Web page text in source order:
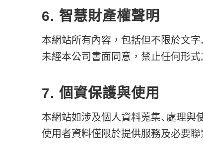
6. 智慧財產權聲明
本網站所有內容，包括但不限於文字
未經本公司書面同意，禁止任何形式
7. 個資保護與使用
本網站如涉及個人資料蒐集、處理與
使用者資料僅限於提供服務及必要